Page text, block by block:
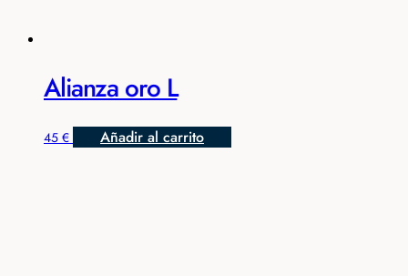
Alianza oro L
45 € Añadir al carrito